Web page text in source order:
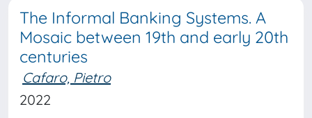
The Informal Banking Systems. A
Mosaic between 19th and early 20th
centuries
Cafaro, Pietro
2022